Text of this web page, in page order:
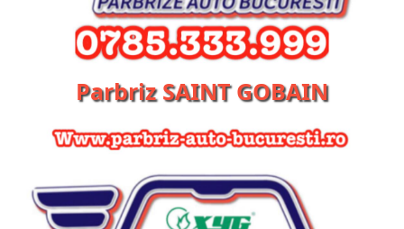
Parbriz SAINT GOBAIN